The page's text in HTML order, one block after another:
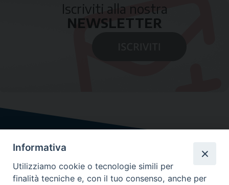
Iscriviti alla nostra
NEWSLETTER
Informativa
Utilizziamo cookie o tecnologie simili per
finalità tecniche e, con il tuo consenso, anche per